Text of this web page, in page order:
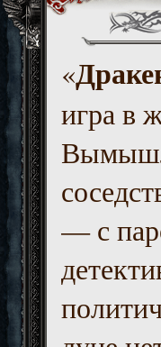
«
игра в
— с